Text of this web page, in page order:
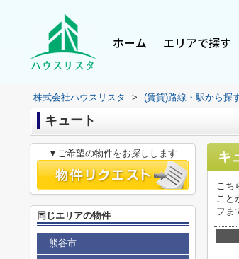
ホーム エリアで探す
株式会社ハウスリスタ > (賃貸)路線・駅から探
キュート
キ
こち
こと
フま
▼ご希望の物件をお探しします
同じエリアの物件
熊谷市